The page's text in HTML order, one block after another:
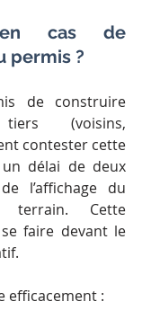
cas de
permis ?
de construire
(voisins,
contester cette
délai de deux
l’affichage du
Cette
faire devant le
efficacement :